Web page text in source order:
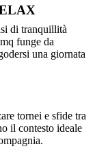
di tranquillità
funge da
una giornata
tornei e sfide tra
il contesto ideale